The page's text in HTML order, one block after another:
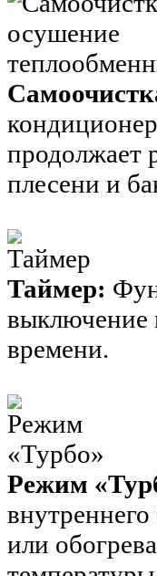
продолжает
плесени и
Таймер:
выключение
времени.
Режим
или